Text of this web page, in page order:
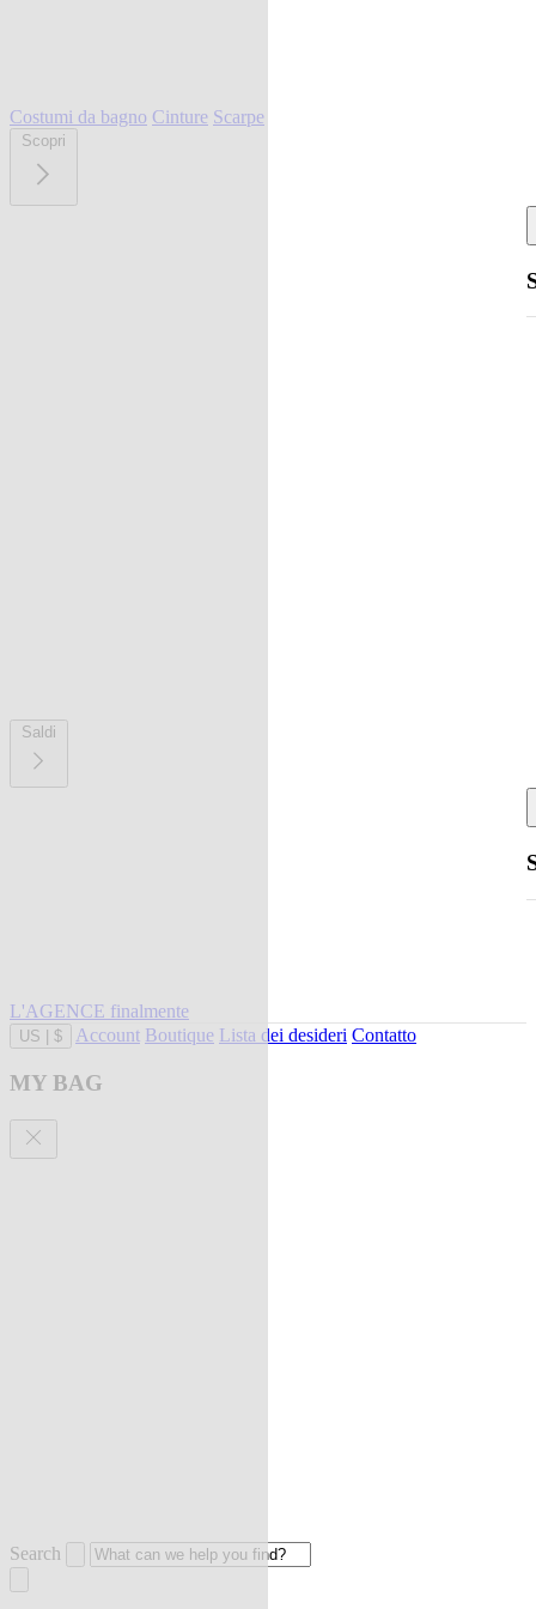
Costumi da bagno Cinture Scarpe
Scopri
Saldi
L'AGENCE finalmente
US $ Account Boutique Lista dei desideri Contatto
MY BAG
Search